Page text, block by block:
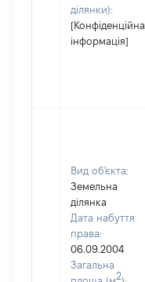
ділянки):
[Конфіденційна
інформація]
Вид об'єкта:
Земельна
ділянка
Дата набуття
права:
06.09.2004
Загальна
2